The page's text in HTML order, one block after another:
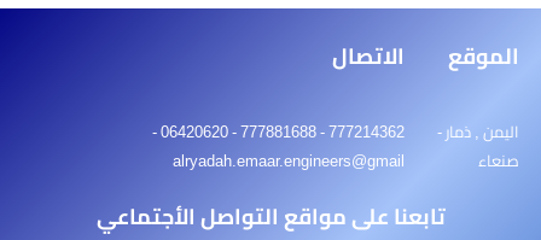
الموقع الاتصال
اليمن , ذمار -
صنعاء
777214362 - 777881688 - 06420620 -
alryadah.emaar.engineers@gmail
تابعنا على مواقع التواصل الأجتماعي